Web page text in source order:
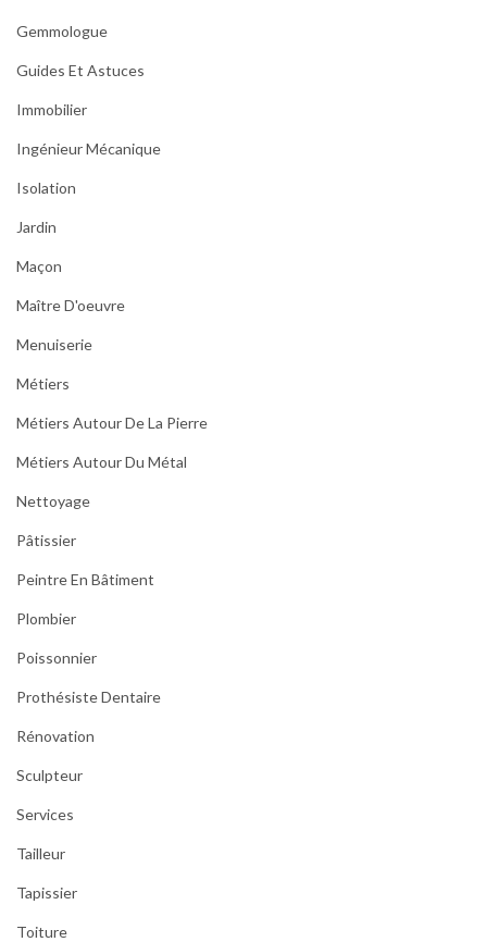
Gemmologue
Guides Et Astuces
Immobilier
Ingénieur Mécanique
Isolation
Jardin
Maçon
Maître D'oeuvre
Menuiserie
Métiers
Métiers Autour De La Pierre
Métiers Autour Du Métal
Nettoyage
Pâtissier
Peintre En Bâtiment
Plombier
Poissonnier
Prothésiste Dentaire
Rénovation
Sculpteur
Services
Tailleur
Tapissier
Toiture